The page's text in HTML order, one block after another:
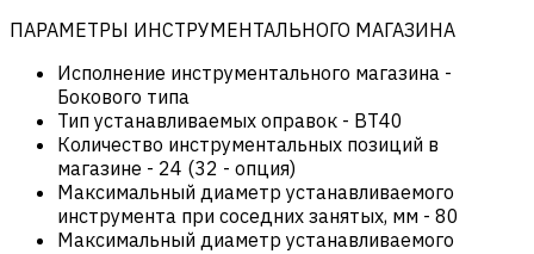
ПАРАМЕТРЫ ИНСТРУМЕНТАЛЬНОГО МАГАЗИНА
Исполнение инструментального магазина -
Бокового типа
Тип устанавливаемых оправок - BT40
Количество инструментальных позиций в
магазине - 24 (32 - опция)
Максимальный диаметр устанавливаемого
инструмента при соседних занятых, мм - 80
Максимальный диаметр устанавливаемого